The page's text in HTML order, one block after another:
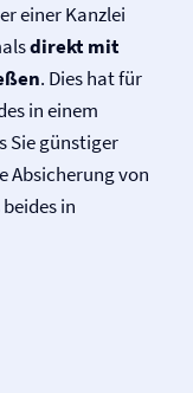
einer Kanzlei
direkt mit
. Dies hat für
in einem
Sie günstiger
Absicherung von
in